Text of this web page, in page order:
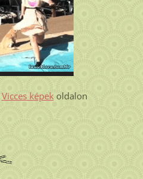
Vicces képekoldalon